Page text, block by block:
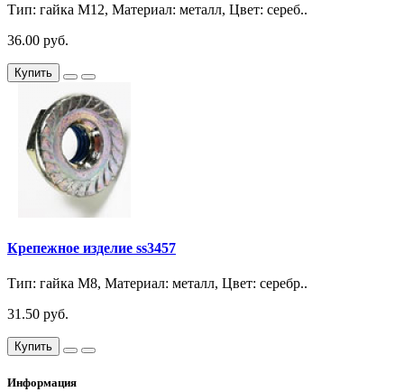
Тип: гайка М12, Материал: металл, Цвет: сереб..
36.00 руб.
Купить
Крепежное изделие ss3457
Тип: гайка М8, Материал: металл, Цвет: серебр..
31.50 руб.
Купить
Информация